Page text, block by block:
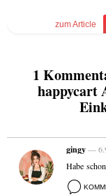
zum Article
1
happycart
gingy—
Habe